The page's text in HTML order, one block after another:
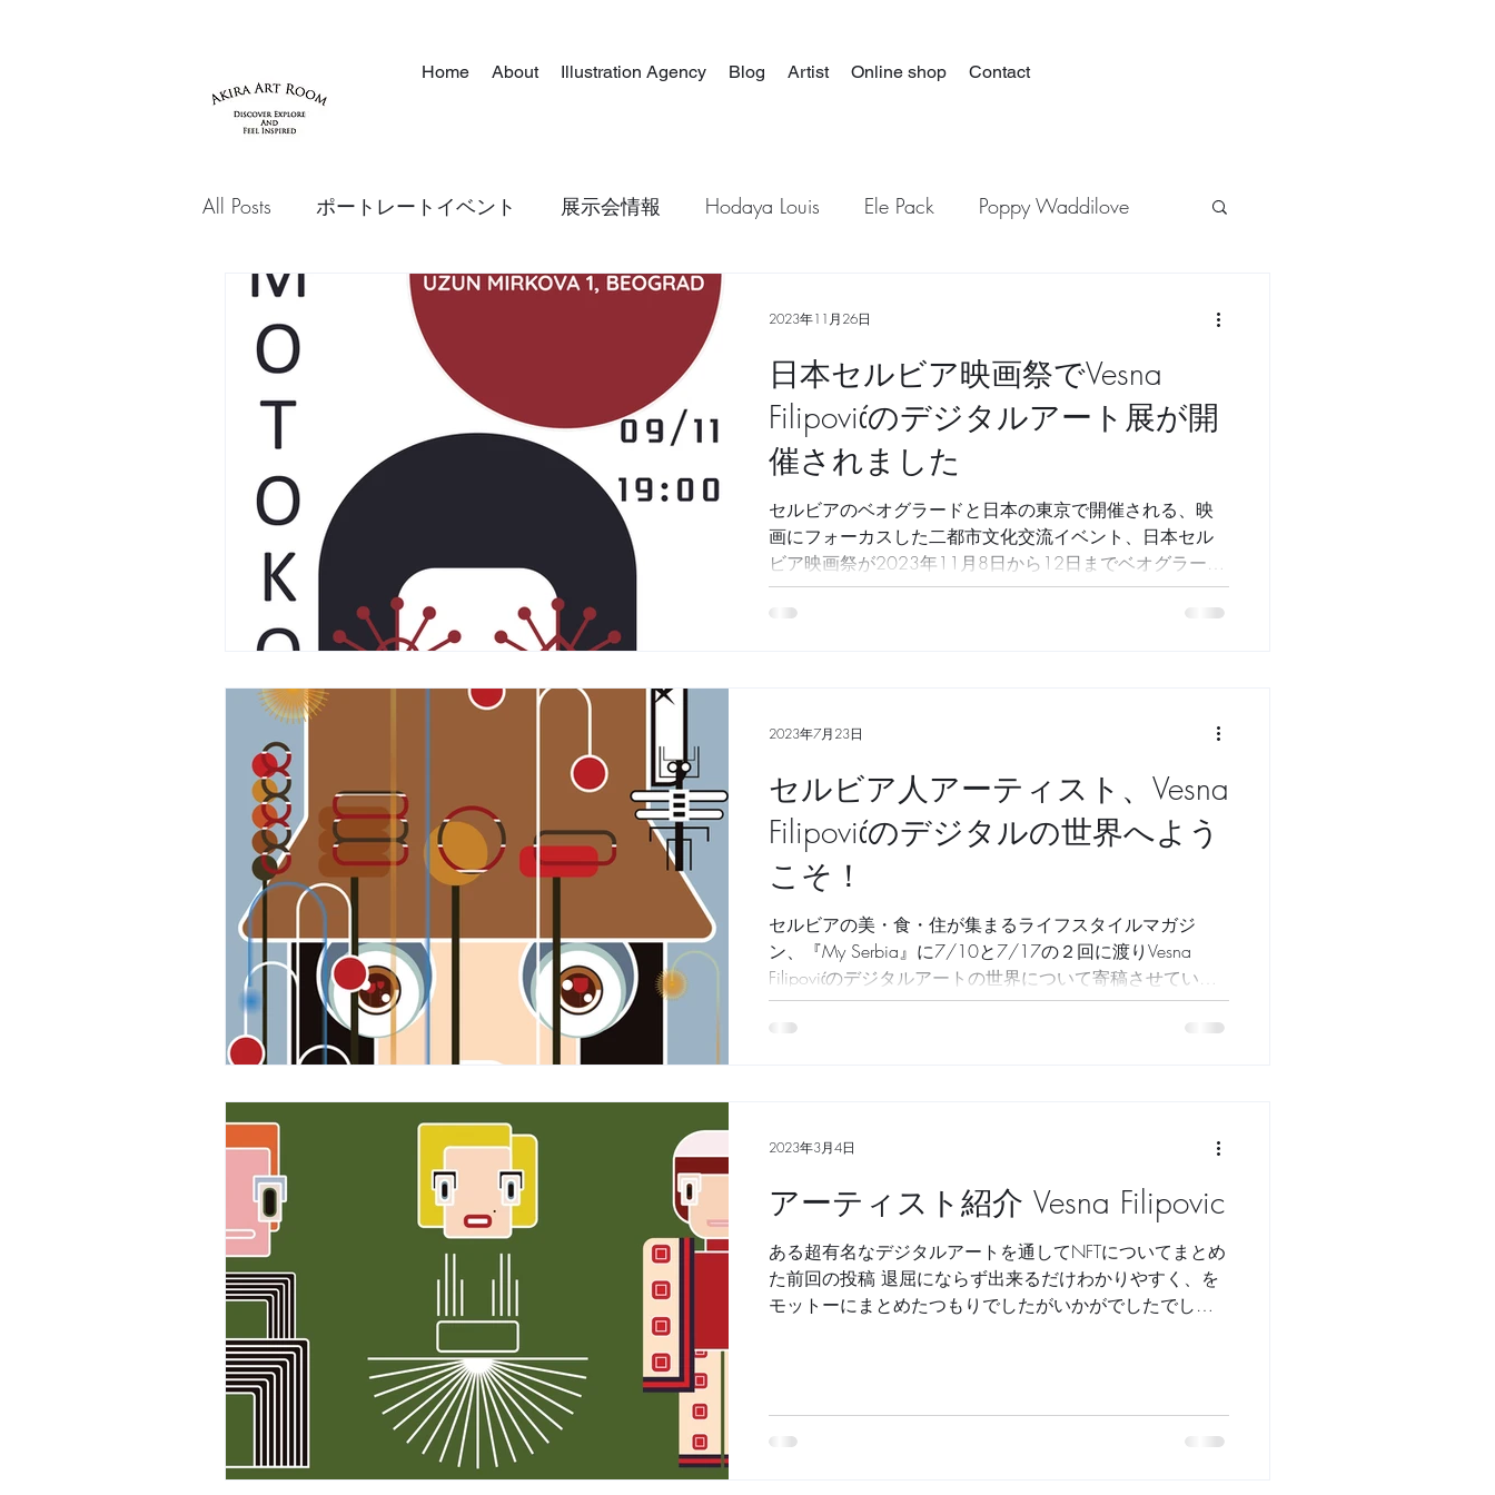
Home About Illustration Agency Blog Artist Online shop Contact
All Posts ポートレートイベント 展示会情報 Hodaya Louis Ele Pack Poppy Waddilove
Vesna Filipovic NFT その他 Hsieh, shu-hui
日本セルビア映画祭でVesna
Filipovićのデジタルアート展が開
催されました
セルビアのベオグラードと日本の東京で開催される、映
画にフォーカスした二都市文化交流イベント、日本セル
ビア映画祭が2023年11月8日から12日までベオグラード
で開催されました。もとは日本の短編映画を中心にスタ
ートした本映画祭は、時とともに多様なプログラムを提
2023年11月26日
セルビア人アーティスト、Vesna
Filipovićのデジタルの世界へよう
こそ！
セルビアの美・食・住が集まるライフスタイルマガジ
ン、『My Serbia』に7/10と7/17の２回に渡りVesna
Filipovićのデジタルアートの世界について寄稿させていた
だきました。 7/10 セルビア人アーティスト、Vesna...
2023年7月23日
アーティスト紹介 Vesna Filipovic
ある超有名なデジタルアートを通してNFTについてまとめ
た前回の投稿 退屈にならず出来るだけわかりやすく、を
モットーにまとめたつもりでしたがいかがでしたでしょ
2023年3月4日